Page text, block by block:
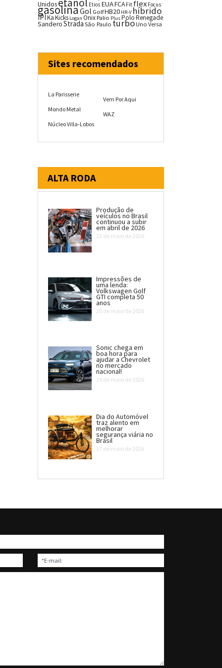
Unidosetanol Etios EUAFCA Fit flex Focus
gasolina Gol GolfHB20 HR-V híbrido
IPIKaKicks Logan OnixPalio PlusPoloRenegade
SanderoStrada São Paulo turboUno Versa
Sites recomendados
La Parisserie
Mondo Metal
Núcleo Villa-Lobos
Vem Por Aqui
WAZ
ALTA RODA
Produção de
veículos no Brasil
continuou a subir
em abril de 2026
22 de maio de 2026
Impressões de
uma lenda:
Volkswagen Golf
GTI completa 50
anos
20 de maio de 2026
Sonic chega em
boa hora para
ajudar a Chevrolet
no mercado
nacional!
19 de maio de 2026
Dia do Automóvel
traz alento em
melhorar
segurança viária no
Brasil
17 de maio de 2026